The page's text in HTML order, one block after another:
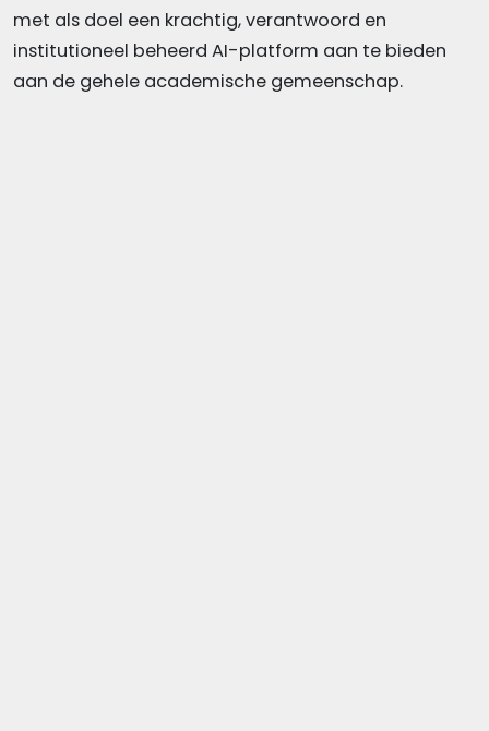
met als doel een krachtig, verantwoord en
institutioneel beheerd AI-platform aan te bieden
aan de gehele academische gemeenschap.